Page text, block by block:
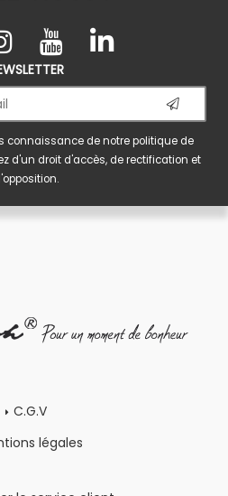
connaissance de notrepolitique de
d'un droit d'accès, de rectification et
C.G.V
légales